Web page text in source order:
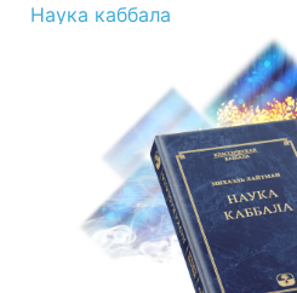
Наука каббала